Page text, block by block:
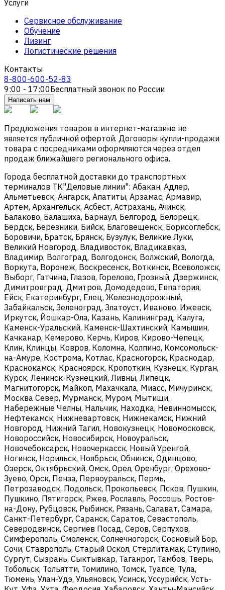
Услуги
Сервисное обслуживание
Обучение
Лизинг
Логистические решения
Контакты
8-800-600-52-83
9:00 - 17:00Бесплатный звонок по России
Написать нам
Предложения товаров в интернет-магазине не
является публичной офертой. Договоры купли-продажи
товара с посредниками оформляются через отдел
продаж ближайшего регионального офиса.
Города бесплатной доставки до транспортных
терминалов ТК"Деловые линии": Абакан, Адлер,
Альметьевск, Ангарск, Апатиты, Арзамас, Армавир,
Артем, Архангельск, Асбест, Астрахань, Ачинск,
Балаково, Балашиха, Барнаул, Белгород, Белорецк,
Бердск, Березники, Бийск, Благовещенск, Борисоглебск,
Боровичи, Братск, Брянск, Бузулук, Великие Луки,
Великий Новгород, Владивосток, Владикавказ,
Владимир, Волгоград, Волгодонск, Волжский, Вологда,
Воркута, Воронеж, Воскресенск, Воткинск, Всеволожск,
Выборг, Гатчина, Глазов, Горелово, Грозный, Дзержинск,
Димитровград, Дмитров, Домодедово, Евпатория,
Ейск, Екатеринбург, Елец, Железнодорожный,
Забайкальск, Зеленоград, Златоуст, Иваново, Ижевск,
Иркутск, Йошкар-Ола, Казань, Калининград, Калуга,
Каменск-Уральский, Каменск-Шахтинский, Камышин,
Качканар, Кемерово, Керчь, Киров, Кирово-Чепецк,
Клин, Клинцы, Ковров, Коломна, Колпино, Комсомольск-
на-Амуре, Кострома, Котлас, Красногорск, Краснодар,
Краснокамск, Красноярск, Кропоткин, Кузнецк, Курган,
Курск, Ленинск-Кузнецкий, Ливны, Липецк,
Магнитогорск, Майкоп, Махачкала, Миасс, Мичуринск,
Москва Север, Мурманск, Муром, Мытищи,
Набережные Челны, Нальчик, Находка, Невинномысск,
Нефтекамск, Нижневартовск, Нижнекамск, Нижний
Новгород, Нижний Тагил, Новокузнецк, Новомосковск,
Новороссийск, Новосибирск, Новоуральск,
Новочебоксарск, Новочеркасск, Новый Уренгой,
Ногинск, Норильск, Ноябрьск, Обнинск, Одинцово,
Озерск, Октябрьский, Омск, Орел, Оренбург, Орехово-
Зуево, Орск, Пенза, Первоуральск, Пермь,
Петрозаводск, Подольск, Прокопьевск, Псков, Пушкин,
Пушкино, Пятигорск, Ржев, Рославль, Россошь, Ростов-
на-Дону, Рубцовск, Рыбинск, Рязань, Салават, Самара,
Санкт-Петербург, Саранск, Саратов, Севастополь,
Северодвинск, Сергиев Посад, Серов, Серпухов,
Симферополь, Смоленск, Солнечногорск, Сосновый Бор,
Сочи, Ставрополь, Старый Оскол, Стерлитамак, Ступино,
Сургут, Сызрань, Сыктывкар, Таганрог, Тамбов, Тверь,
Тобольск, Тольятти, Томилино, Томск, Туапсе, Тула,
Тюмень, Улан-Удэ, Ульяновск, Усинск, Уссурийск, Усть-